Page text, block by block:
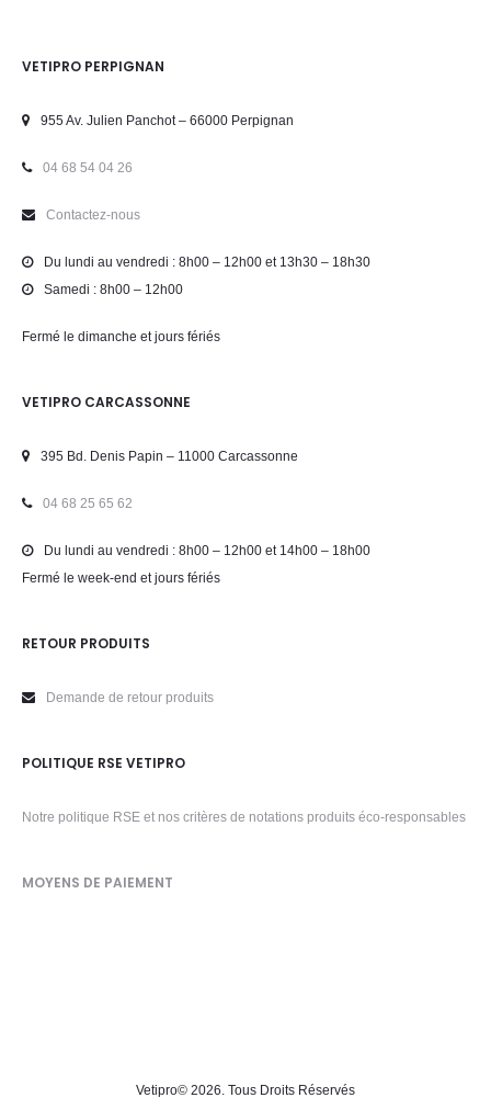
VETIPRO PERPIGNAN
955 Av. Julien Panchot – 66000 Perpignan
04 68 54 04 26
Contactez-nous
Du lundi au vendredi : 8h00 – 12h00 et 13h30 – 18h30
Samedi : 8h00 – 12h00
Fermé le dimanche et jours fériés
VETIPRO CARCASSONNE
395 Bd. Denis Papin – 11000 Carcassonne
04 68 25 65 62
Du lundi au vendredi : 8h00 – 12h00 et 14h00 – 18h00
Fermé le week-end et jours fériés
RETOUR PRODUITS
Demande de retour produits
POLITIQUE RSE VETIPRO
Notre politique RSE et nos critères de notations produits éco-responsables
MOYENS DE PAIEMENT
Vetipro© 2026. Tous Droits Réservés